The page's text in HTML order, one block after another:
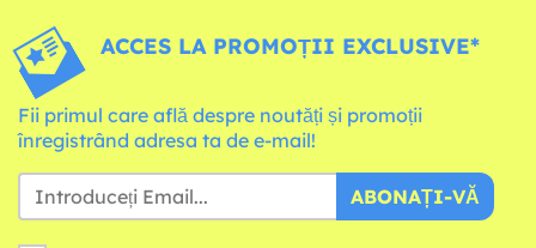
ACCES LA PROMOȚII EXCLUSIVE*
Fii primul care află despre noutăți și promoții
înregistrând adresa ta de e-mail!
ABONAȚI-VĂ